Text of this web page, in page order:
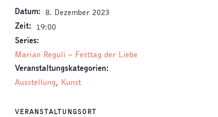
Datum: 8. Dezember 2023
Zeit: 19:00
Series:
Marian Reguli – Festtag der Liebe
Veranstaltungskategorien:
Ausstellung, Kunst
VERANSTALTUNGSORT